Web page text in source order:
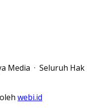
Media · Seluruh Hak
webi.id